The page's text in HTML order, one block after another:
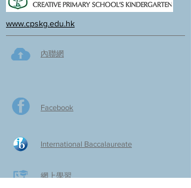
www.cpskg.edu.hk
內聯網
Facebook
International Baccalaureate
網上學習